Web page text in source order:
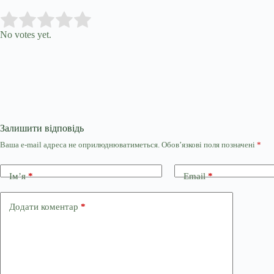
Rate this item:
No votes yet.
Залишити відповідь
Ваша e-mail адреса не оприлюднюватиметься. Обов’язкові поля позначені *
Ім’я* Email*
Додати коментар *